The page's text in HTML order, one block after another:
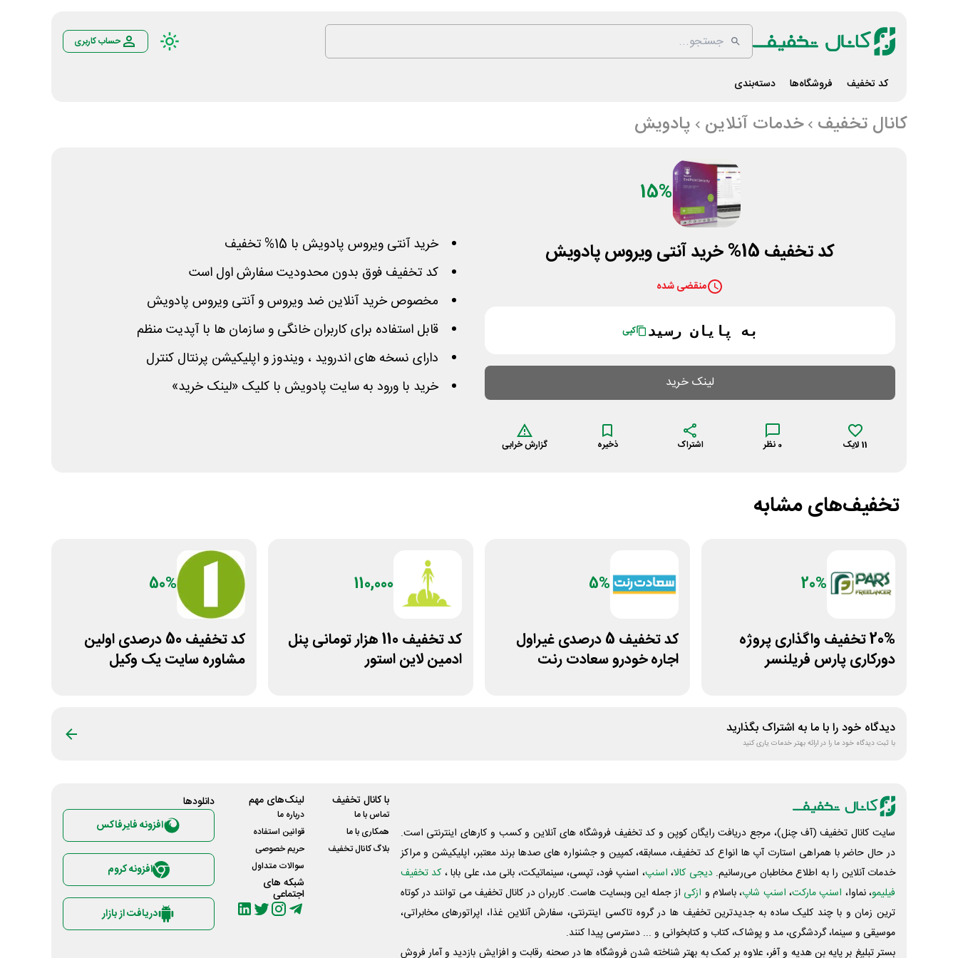
حساب کاربری
کد تخفیف فروشگاه‌ها دسته‌بندی
کانال تخفیف خدمات آنلاین پادویش
15%
کد تخفیف 15% خرید آنتی ویروس پادویش
منقضی شده
به پایان رسید کپی
لینک خرید
11 لایک 0 نظر اشتراک ذخیره گزارش خرابی
خرید آنتی ویروس پادویش با 15% تخفیف
کد تخفیف فوق بدون محدودیت سفارش اول است
مخصوص خرید آنلاین ضد ویروس و آنتی ویروس پادویش
قابل استفاده برای کاربران خانگی و سازمان ها با آپدیت منظم
دارای نسخه های اندروید ، ویندوز و اپلیکیشن پرنتال کنترل
خرید با ورود به سایت پادویش با کلیک «لینک خرید»
تخفیف‌های مشابه
20%
20% تخفیف واگذاری پروژه
دورکاری پارس فریلنسر
5%
کد تخفیف 5 درصدی غیراول
اجاره خودرو سعادت رنت
110,000
کد تخفیف 110 هزار تومانی پنل
ادمین لاین استور
50%
کد تخفیف 50 درصدی اولین
مشاوره سایت یک وکیل
دیدگاه خود را با ما به اشتراک بگذارید
با ثبت دیدگاه خود ما را در ارائه بهتر خدمات یاری کنید
سایت کانال تخفیف (آف چنل)، مرجع دریافت رایگان کوپن و کد تخفیف فروشگاه های آنلاین و کسب و‌ کارهای اینترنتی است.
در حال حاضر با همراهی استارت آپ ها انواع کد تخفیف، مسابقه، کمپین و جشنواره های صدها برند معتبر، اپلیکیشن و مراکز
خدمات آنلاین را به اطلاع مخاطبان می‌رسانیم. دیجی کالا، اسنپ، اسنپ فود، تپسی، سینماتیکت، بانی مد، علی‌ بابا ، کد تخفیف
فیلیمو، نماوا، اسنپ مارکت، اسنپ شاپ، باسلام و ازکی از جمله این وبسایت ‌هاست. کاربران در کانال تخفیف می توانند در کوتاه
ترین زمان و با چند کلیک ساده به جدیدترین تخفیف ها در گروه تاکسی اینترنتی، سفارش آنلاین غذا، اپراتورهای مخابراتی،
موسیقی و سینما، گردشگری، مد و پوشاک، کتاب و کتابخوانی و ... دسترسی پیدا کنند.
بستر تبلیغ بر پایه بن هدیه و آفر، علاوه بر کمک به بهتر شناخته شدن فروشگاه ها در صحنه رقابت و افزایش بازدید و آمار فروش
با کانال تخفیف
تماس با ما
همکاری با ما
بلاگ کانال تخفیف
لینک‌های مهم
درباره ما
قوانین استفاده
حریم خصوصی
سوالات متداول
شبکه های
اجتماعی
دانلود‌ها
افزونه فایرفاکس
افزونه کروم
دریافت از بازار